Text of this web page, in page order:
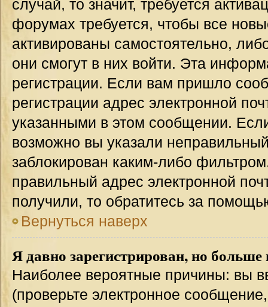
случай, то значит, требуется
форумах требуется, чтобы все
активированы самостоятельно,
они смогут в них войти. Эта
регистрации. Если вам пришло
регистрации адрес электронной
указанными в этом сообщении.
возможно вы указали
заблокирован каким-либо
правильный адрес электронной
получили, то обратитесь за
Вернуться наверх
Я давно зарегистрирован, но
Наиболее вероятные причины: вы
(проверьте электронное